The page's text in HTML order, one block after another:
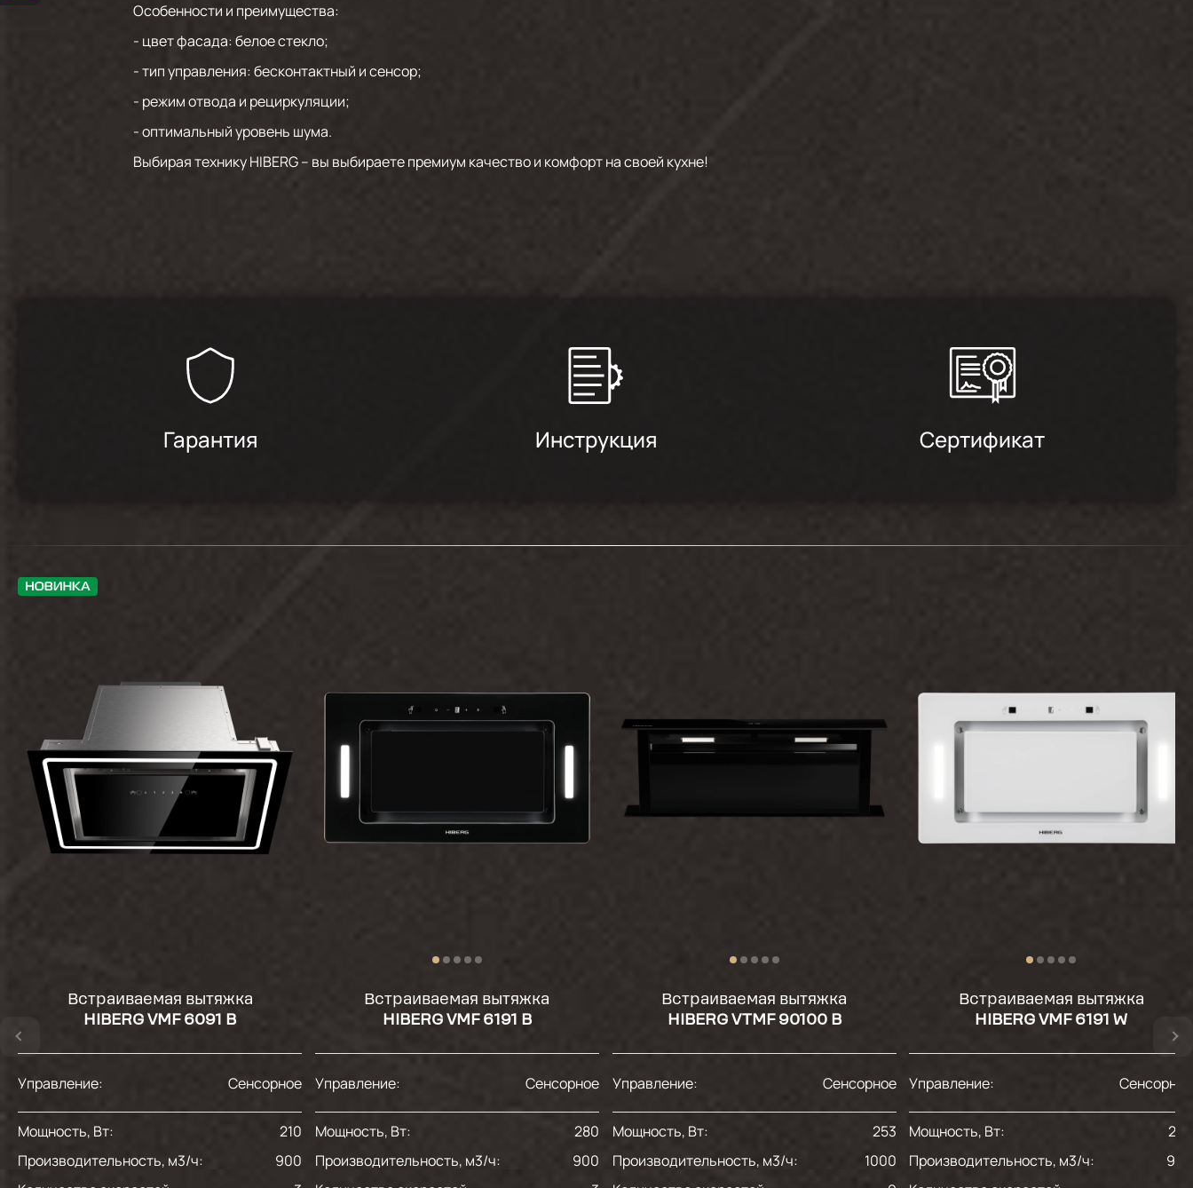
Особенности и преимущества:
- цвет фасада: белое стекло;
- тип управления: бесконтактный и сенсор;
- режим отвода и рециркуляции;
- оптимальный уровень шума.
Выбирая технику HIBERG – вы выбираете премиум качество и комфорт на своей кухне!
Гарантия Инструкция Сертификат
Встраиваемая вытяжка
HIBERG VMF 6091 B
Управление: Сенсорное
Мощность, Вт:
210
Производительность, м3/ч:
900
Встраиваемая вытяжка
HIBERG VMF 6191 B
Управление: Сенсорное
Мощность, Вт:
280
Производительность, м3/ч:
900
Встраиваемая вытяжка
HIBERG VTMF 90100 B
Управление: Сенсорное
Мощность, Вт:
253
Производительность, м3/ч:
1000
Встраиваемая вытяжка
HIBERG VMF 6191 W
Управление: Сенсорное
Мощность, Вт:
280
Производительность, м3/ч:
900